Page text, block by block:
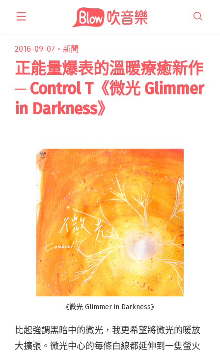
2016-09-07・ 新聞
正能量爆表的溫暖療癒新作
─ Control T《微光 Glimmer
in Darkness》
《微光 Glimmer in Darkness》
比起強調黑暗中的微光，我更希望將微光的暖放
大擴張。微光中心的每條白線都延伸到一隻螢火